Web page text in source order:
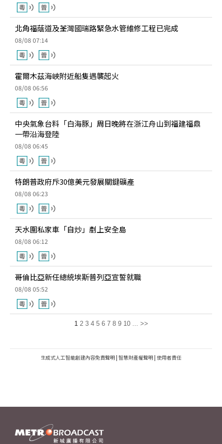
北角福蔭道及荃灣國瑞路緊急水管維修工程已完成
08/08 07:14
霍爾木茲海峽附近船隻遇襲起火
08/08 06:56
中央氣象台料「白海豚」周日晚將在浙江舟山到福建福鼎
一帶沿海登陸
08/08 06:45
特朗普政府斥30億美元發展關鍵礦產
08/08 06:23
天水圍私家車「自炒」剷上安全島
08/08 06:12
哥倫比亞新任總統埃斯普列亞宣誓就職
08/08 05:52
1 2 3 4 5 6 7 8 9 10 ... >>
生成式人工智能創建內容免責聲明 | 智慧財產權聲明 | 使用者責任